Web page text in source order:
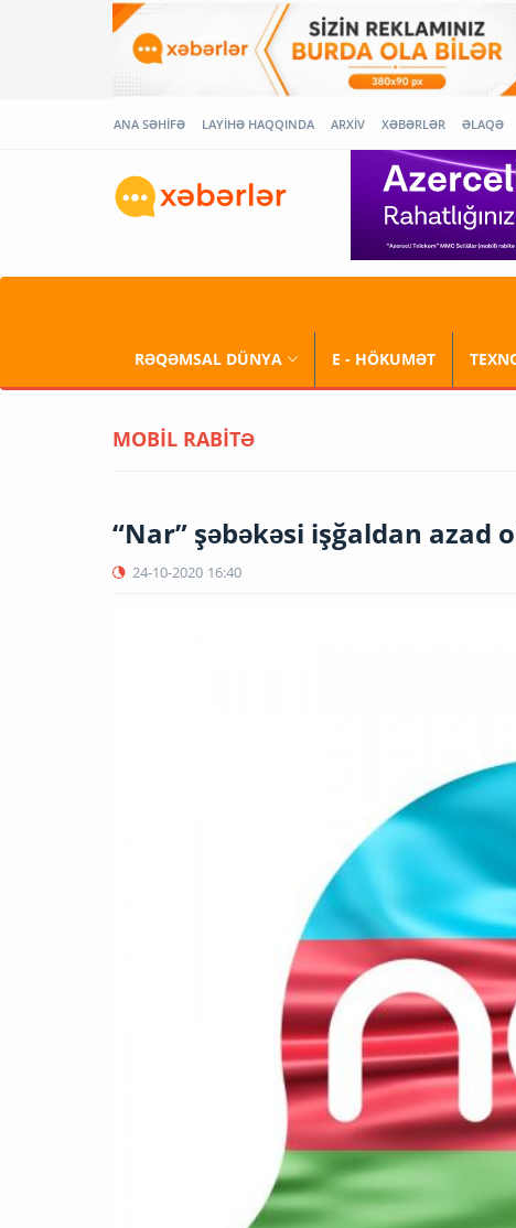
ANA SƏHİFƏ LAYİHƏ HAQQINDA ARXİV XƏBƏRLƏR ƏLAQƏ
RƏQƏMSAL DÜNYA E - HÖKUMƏT
MOBİL RABİTƏ
“Nar” şəbəkəsi işğaldan azad
24-10-2020 16:40